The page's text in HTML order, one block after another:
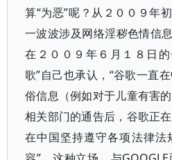
算“为恶”呢？从２００９年
一波波涉及网络淫秽色情信息
在２００９年６月１８日
歌”自己也承认，“谷歌一直
俗信息（例如对于儿童有害
相关部门的通告后，谷歌正
在中国坚持遵守各项法律法